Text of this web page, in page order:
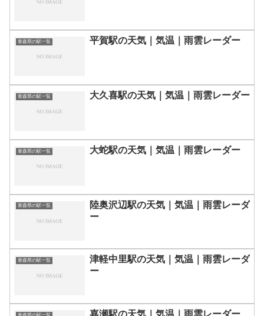
青森県の駅一覧 平賀駅の天気｜気温｜雨雲レーダー
青森県の駅一覧 大久喜駅の天気｜気温｜雨雲レーダー
青森県の駅一覧 大蛇駅の天気｜気温｜雨雲レーダー
青森県の駅一覧
陸奥沢辺駅の天気｜気温｜雨雲レーダ
ー
青森県の駅一覧
津軽中里駅の天気｜気温｜雨雲レーダ
ー